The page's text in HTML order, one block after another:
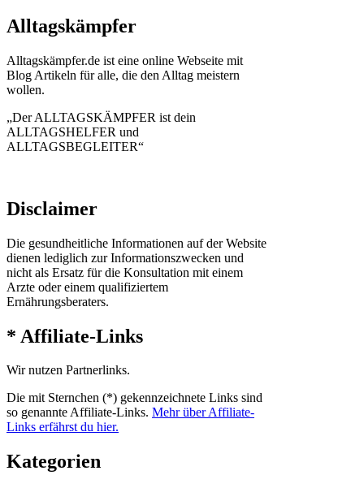
Alltagskämpfer
Alltagskämpfer.de ist eine online Webseite mit
Blog Artikeln für alle, die den Alltag meistern
wollen.
„Der ALLTAGSKÄMPFER ist dein
ALLTAGSHELFER und
ALLTAGSBEGLEITER“
Disclaimer
Die gesundheitliche Informationen auf der Website
dienen lediglich zur Informationszwecken und
nicht als Ersatz für die Konsultation mit einem
Arzte oder einem qualifiziertem
Ernährungsberaters.
* Affiliate-Links
Wir nutzen Partnerlinks.
Die mit Sternchen (*) gekennzeichnete Links sind
so genannte Affiliate-Links. Mehr über Affiliate-
Links erfährst du hier.
Kategorien